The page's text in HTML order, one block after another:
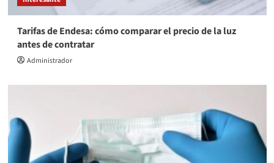
Tarifas de Endesa: cómo comparar el precio de la luz
antes de contratar
Administrador